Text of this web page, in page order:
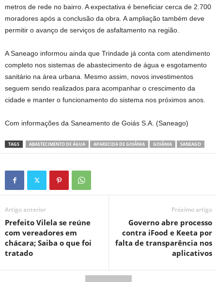
metros de rede no bairro. A expectativa é beneficiar cerca de 2.700
moradores após a conclusão da obra. A ampliação também deve
permitir o avanço de serviços de asfaltamento na região.
A Saneago informou ainda que Trindade já conta com atendimento
completo nos sistemas de abastecimento de água e esgotamento
sanitário na área urbana. Mesmo assim, novos investimentos
seguem sendo realizados para acompanhar o crescimento da
cidade e manter o funcionamento do sistema nos próximos anos.
Com informações da Saneamento de Goiás S.A. (Saneago)
TAGS ABASTECIMENTO DE ÁGUA APARECIDA DE GOIÂNIA GOIÂNIA SANEAGO
Artigo anterior
Prefeito Vilela se reúne
com vereadores em
chácara; Saiba o que foi
tratado
Próximo artigo
Governo abre processo
contra iFood e Keeta por
falta de transparência nos
aplicativos